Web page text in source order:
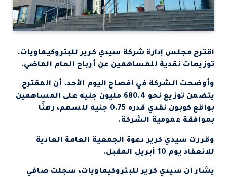
اقترح مجلس إدارة شركة سيدي كرير للبتروكيماويات،
توزيعات نقدية للمساهمين عن أرباح العام الماضي.
وأوضحت الشركة في افصاح اليوم الأحد، أن المقترح
يتضمن توزيع نحو 680.4 مليون جنيه على المساهمين
بواقع كوبون نقدي قدره 0.75 جنيه للسهم، رهنًا
بموافقة عمومية الشركة.
وقررت سيدي كرير دعوة الجمعية العامة العادية
للانعقاد يوم 10 أبريل المقبل.
يشار أن سيدي كرير للبتروكيماويات، سجلت صافي